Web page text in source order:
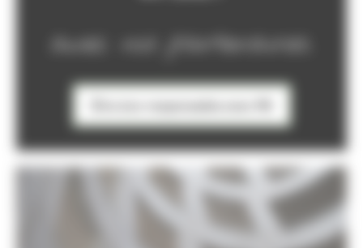
avec nos partenaires.